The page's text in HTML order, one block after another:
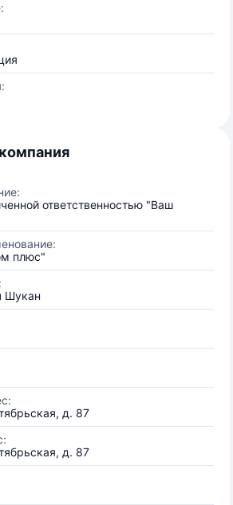
ответственностью "Ваш
плюс"
Шукан
д. 87
д. 87